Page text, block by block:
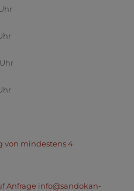
von mindestens 4
Anfrage info@sandokan-